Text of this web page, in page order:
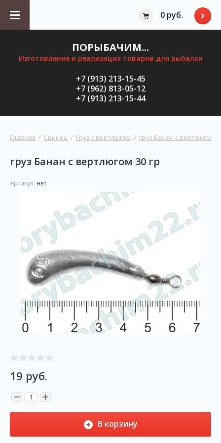
0 руб.
ПОРЫБАЧИМ...
Изготовление и реализация товаров для рыбалки
+7 (913) 213-15-45
+7 (962) 813-05-12
+7 (913) 213-15-44
Главная
  /
Свинец
  /
Груз с вертлюгом
  /
груз Банан с вертлюгом
груз Банан с вертлюгом 30 гр
Артикул: нет
19 руб.
− +
В корзину